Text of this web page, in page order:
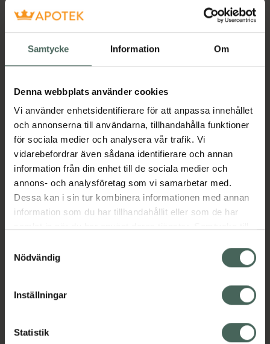
Samtycke Information Om
Denna webbplats använder cookies
Vi använder enhetsidentifierare för att anpassa innehållet
och annonserna till användarna, tillhandahålla funktioner
för sociala medier och analysera vår trafik. Vi
vidarebefordrar även sådana identifierare och annan
information från din enhet till de sociala medier och
annons- och analysföretag som vi samarbetar med.
Dessa kan i sin tur kombinera informationen med annan
information som du har tillhandahållit eller som de har
återkalla ditt samtycke via webbplatsens
cookieinställningar. Ett återkallat samtycke påverkar inte
lagligheten av behandling som skett innan återkallelsen.
Nödvändig
Inställningar
Statistik
330,25 kr
I apotek: 330,25 kr
Aktuella erbjudanden
Beskrivning Dölj
EAN: 07350124334059
syd till Lappland i norr, och online i mobilen och på
datorn. Oavsett vem du är så är det vårt uppdrag att
hjälpa just dig att må lite bättre. Välkommen att prata
med oss.